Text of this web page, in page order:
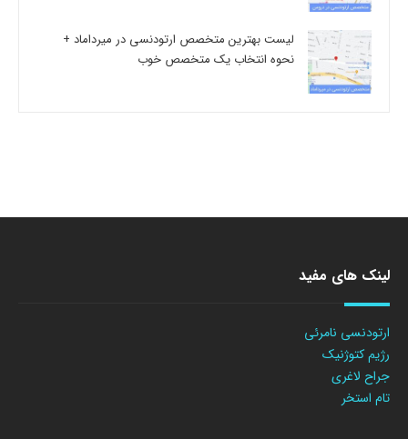
لیست بهترین متخصص ارتودنسی در میرداماد +
نحوه انتخاب یک متخصص خوب
لینک های مفید
ارتودنسی نامرئی
رژیم کتوژنیک
جراح لاغری
تام استخر